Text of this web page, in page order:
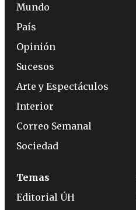
Mundo
País
Opinión
Sucesos
Arte y Espectáculos
Interior
Correo Semanal
Sociedad
Temas
Editorial ÚH